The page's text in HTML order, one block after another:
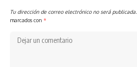
Tu dirección de correo electrónico no será publicada.
marcados con *